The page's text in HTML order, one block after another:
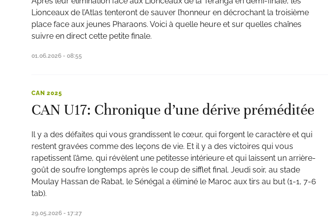
Lionceaux de l’Atlas tenteront de sauver l’honneur en décrochant la troisième
place face aux jeunes Pharaons. Voici à quelle heure et sur quelles chaînes
suivre en direct cette petite finale.
01.06.2026 - 08:55
CAN 2025
CAN U17: Chronique d’une dérive préméditée
Il y a des défaites qui vous grandissent le cœur, qui forgent le caractère et qui
restent gravées comme des leçons de vie. Et il y a des victoires qui vous
rapetissent l’âme, qui révèlent une petitesse intérieure et qui laissent un arrière-
goût de soufre longtemps après le coup de sifflet final. Jeudi soir, au stade
Moulay Hassan de Rabat, le Sénégal a éliminé le Maroc aux tirs au but (1-1, 7-6
tab).
29.05.2026 - 17:27